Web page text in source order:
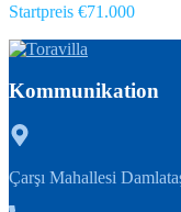
Startpreis €71.000
Kommunikation
Çarşı Mahallesi